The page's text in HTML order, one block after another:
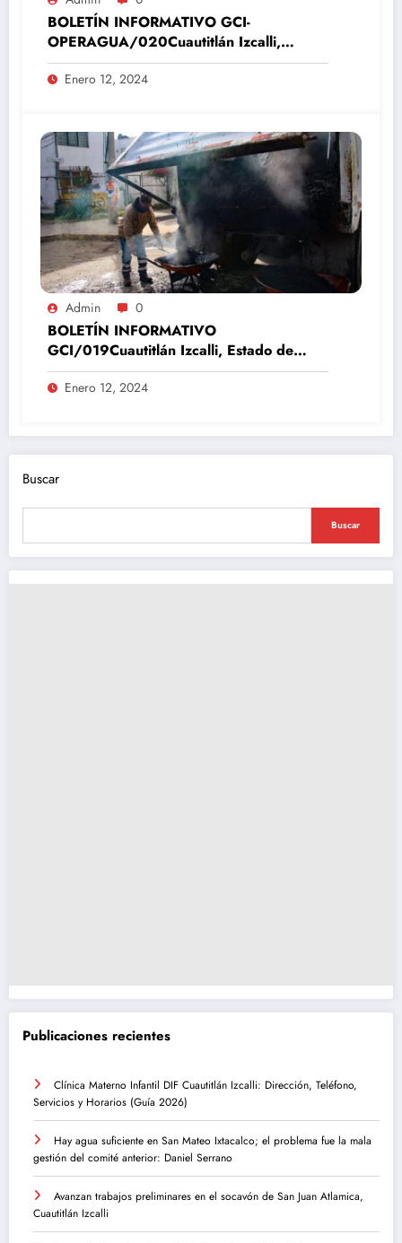
BOLETÍN INFORMATIVO GCI-
OPERAGUA/020Cuautitlán Izcalli,
Estado de México, 12 de enero del 2024
Enero 12, 2024
Admin 0
BOLETÍN INFORMATIVO
GCI/019Cuautitlán Izcalli, Estado de
México, 12 de enero del 2024
Enero 12, 2024
Buscar
Buscar
Publicaciones recientes
Clínica Materno Infantil DIF Cuautitlán Izcalli: Dirección, Teléfono,
Servicios y Horarios (Guía 2026)
Hay agua suficiente en San Mateo Ixtacalco; el problema fue la mala
gestión del comité anterior: Daniel Serrano
Avanzan trabajos preliminares en el socavón de San Juan Atlamica,
Cuautitlán Izcalli